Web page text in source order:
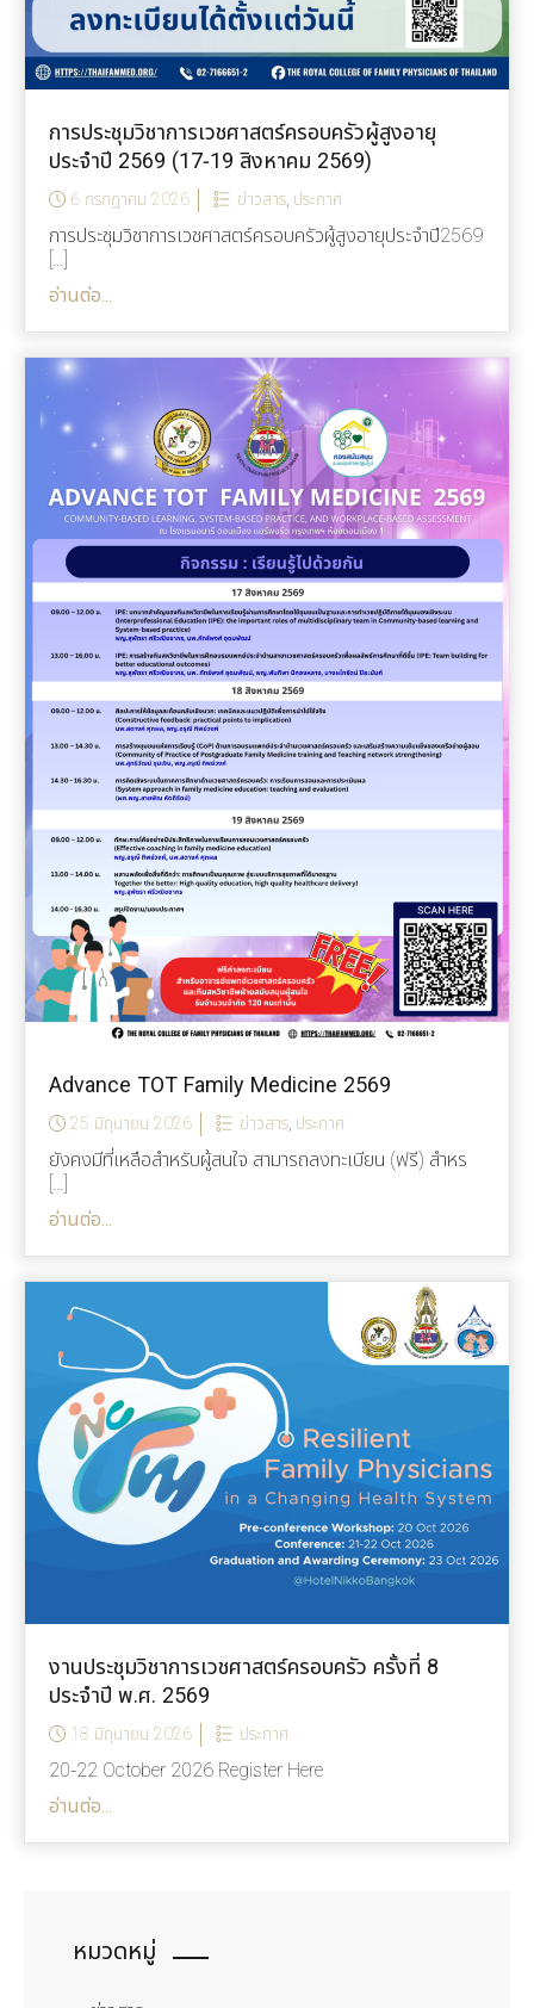
หมวดหมู่
การประชุมวิชาการเวชศาสตร์ครอบครัวผู้สูงอายุ
ประจำปี 2569 (17-19 สิงหาคม 2569)
6 กรกฎาคม 2026 ข่าวสาร, ประกาศ
การประชุมวิชาการเวชศาสตร์ครอบครัวผู้สูงอายุประจำปี2569
[…]
อ่านต่อ...
Advance TOT Family Medicine 2569
25 มิถุนายน 2026 ข่าวสาร, ประกาศ
ยังคงมีที่เหลือสำหรับผู้สนใจ สามารถลงทะเบียน (ฟรี) สำหร
[…]
อ่านต่อ...
งานประชุมวิชาการเวชศาสตร์ครอบครัว ครั้งที่ 8
ประจำปี พ.ศ. 2569
18 มิถุนายน 2026 ประกาศ
20-22 October 2026 Register Here
อ่านต่อ...